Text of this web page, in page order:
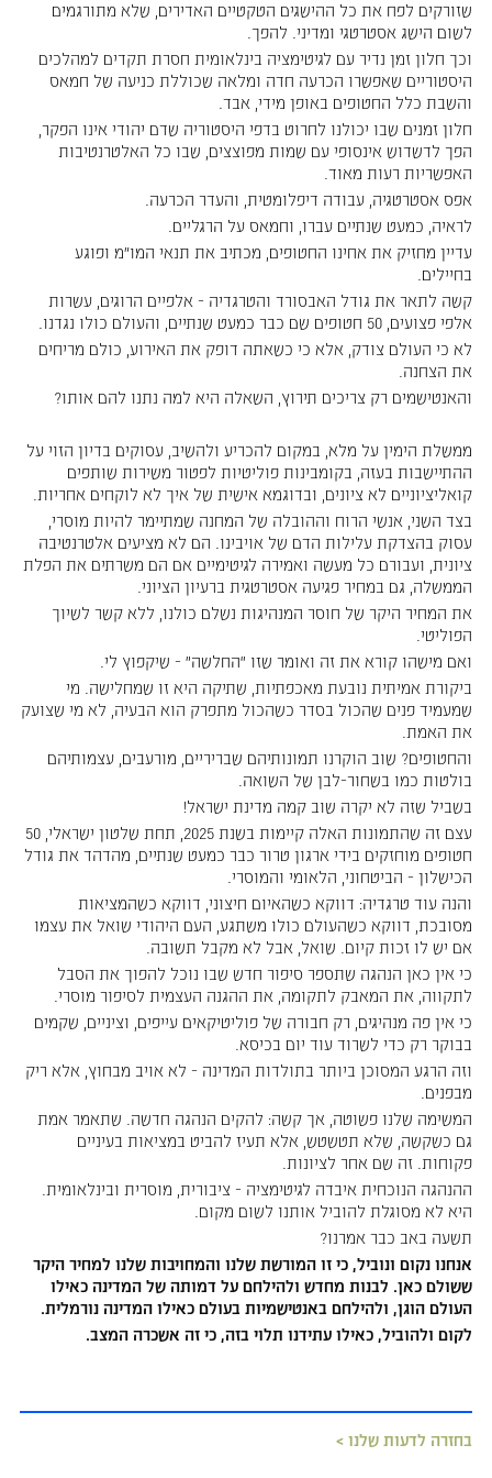
שזורקים לפח את כל ההישגים הטקטיים האדירים, שלא מתורגמים
לשום הישג אסטרטגי ומדיני. להפך.
וכך חלון זמן נדיר עם לגיטימציה בינלאומית חסרת תקדים למהלכים
היסטוריים שאפשרו הכרעה חדה ומלאה שכוללת כניעה של חמאס
והשבת כלל החטופים באופן מידי, אבד.
חלון זמנים שבו יכולנו לחרוט בדפי היסטוריה שדם יהודי אינו הפקר,
הפך לדשדוש אינסופי עם שמות מפוצצים, שבו כל האלטרנטיבות
האפשריות רעות מאוד.
אפס אסטרטגיה, עבודה דיפלומטית, והעדר הכרעה.
לראיה, כמעט שנתיים עברו, וחמאס על הרגליים.
עדיין מחזיק את אחינו החטופים, מכתיב את תנאי המו״מ ופוגע
בחיילים.
קשה לתאר את גודל האבסורד והטרגדיה - אלפיים הרוגים, עשרות
אלפי פצועים, 50 חטופים שם כבר כמעט שנתיים, והעולם כולו נגדנו.
לא כי העולם צודק, אלא כי כשאתה דופק את האירוע, כולם מריחים
את הצחנה.
והאנטישמים רק צריכים תירוץ, השאלה היא למה נתנו להם אותו?
ממשלת הימין על מלא, במקום להכריע ולהשיב, עסוקים בדיון הזוי על
ההתיישבות בעזה, בקומבינות פוליטיות לפטור משירות שותפים
קואליציוניים לא ציונים, ובדוגמא אישית של איך לא לוקחים אחריות.
בצד השני, אנשי הרוח וההובלה של המחנה שמתיימר להיות מוסרי,
עסוק בהצדקת עלילות הדם של אויבינו. הם לא מציעים אלטרנטיבה
ציונית, ועבורם כל מעשה ואמירה לגיטימיים אם הם משרתים את הפלת
הממשלה, גם במחיר פגיעה אסטרטגית ברעיון הציוני.
את המחיר היקר של חוסר המנהיגות נשלם כולנו, ללא קשר לשיוך
הפוליטי.
ואם מישהו קורא את זה ואומר שזו “החלשה” - שיקפוץ לי.
ביקורת אמיתית נובעת מאכפתיות, שתיקה היא זו שמחלישה. מי
שמעמיד פנים שהכול בסדר כשהכול מתפרק הוא הבעיה, לא מי שצועק
את האמת.
והחטופים? שוב הוקרנו תמונותיהם שבריריים, מורעבים, עצמותיהם
בולטות כמו בשחור-לבן של השואה.
בשביל שזה לא יקרה שוב קמה מדינת ישראל!
עצם זה שהתמונות האלה קיימות בשנת 2025, תחת שלטון ישראלי, 50
חטופים מוחזקים בידי ארגון טרור כבר כמעט שנתיים, מהדהד את גודל
הכישלון - הביטחוני, הלאומי והמוסרי.
והנה עוד טרגדיה: דווקא כשהאיום חיצוני, דווקא כשהמציאות
מסובכת, דווקא כשהעולם כולו משתגע, העם היהודי שואל את עצמו
אם יש לו זכות קיום. שואל, אבל לא מקבל תשובה.
כי אין כאן הנהגה שתספר סיפור חדש שבו נוכל להפוך את הסבל
לתקווה, את המאבק לתקומה, את ההגנה העצמית לסיפור מוסרי.
כי אין פה מנהיגים, רק חבורה של פוליטיקאים עייפים, וציניים, שקמים
בבוקר רק כדי לשרוד עוד יום בכיסא.
וזה הרגע המסוכן ביותר בתולדות המדינה - לא אויב מבחוץ, אלא ריק
מבפנים.
המשימה שלנו פשוטה, אך קשה: להקים הנהגה חדשה. שתאמר אמת
גם כשקשה, שלא תטשטש, אלא תעיז להביט במציאות בעיניים
פקוחות. זה שם אחר לציונות.
ההנהגה הנוכחית איבדה לגיטימציה - ציבורית, מוסרית ובינלאומית.
היא לא מסוגלת להוביל אותנו לשום מקום.
תשעה באב כבר אמרנו?
אנחנו נקום ונוביל, כי זו המורשת שלנו והמחויבות שלנו למחיר היקר
ששולם כאן. לבנות מחדש ולהילחם על דמותה של המדינה כאילו
העולם הוגן, ולהילחם באנטישמיות בעולם כאילו המדינה נורמלית.
לקום ולהוביל, כאילו עתידנו תלוי בזה, כי זה אשכרה המצב.
בחזרה לדעות שלנו >